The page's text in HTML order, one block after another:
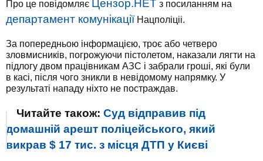
Про це повідомляє Цензор.НЕТ з посиланням на
департамент комунікаціїНацполіціі.
За попередньою інформацією, троє або четверо
зловмисників, погрожуючи пістолетом, наказали лягти на
підлогу двом працівникам АЗС і забрали гроші, які були
в касі, після чого зникли в невідомому напрямку. У
результаті нападу ніхто не постраждав.
Читайте також: Суд відправив під
домашній арешт поліцейського, який
викрав $ 17 тис. з місця ДТП у Києві